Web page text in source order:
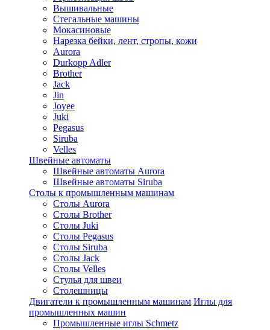
Вышивальные
Стегальные машины
Мокасиновые
Нарезка бейки, лент, стропы, кожи
Aurora
Durkopp Adler
Brother
Jack
Jin
Joyee
Juki
Pegasus
Siruba
Velles
Швейные автоматы
Швейные автоматы Aurora
Швейные автоматы Siruba
Столы к промышленным машинам
Столы Aurora
Столы Brother
Столы Juki
Столы Pegasus
Столы Siruba
Столы Jack
Столы Velles
Стулья для швеи
Столешницы
Двигатели к промышленным машинам Иглы для
промышленных машин
Промышленные иглы Schmetz